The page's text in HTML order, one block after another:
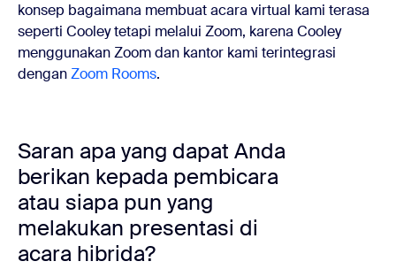
konsep bagaimana membuat acara virtual kami terasa
seperti Cooley tetapi melalui Zoom, karena Cooley
menggunakan Zoom dan kantor kami terintegrasi
denganZoom Rooms.
Saran apa yang dapat Anda
berikan kepada pembicara
atau siapa pun yang
melakukan presentasi di
acara hibrida?